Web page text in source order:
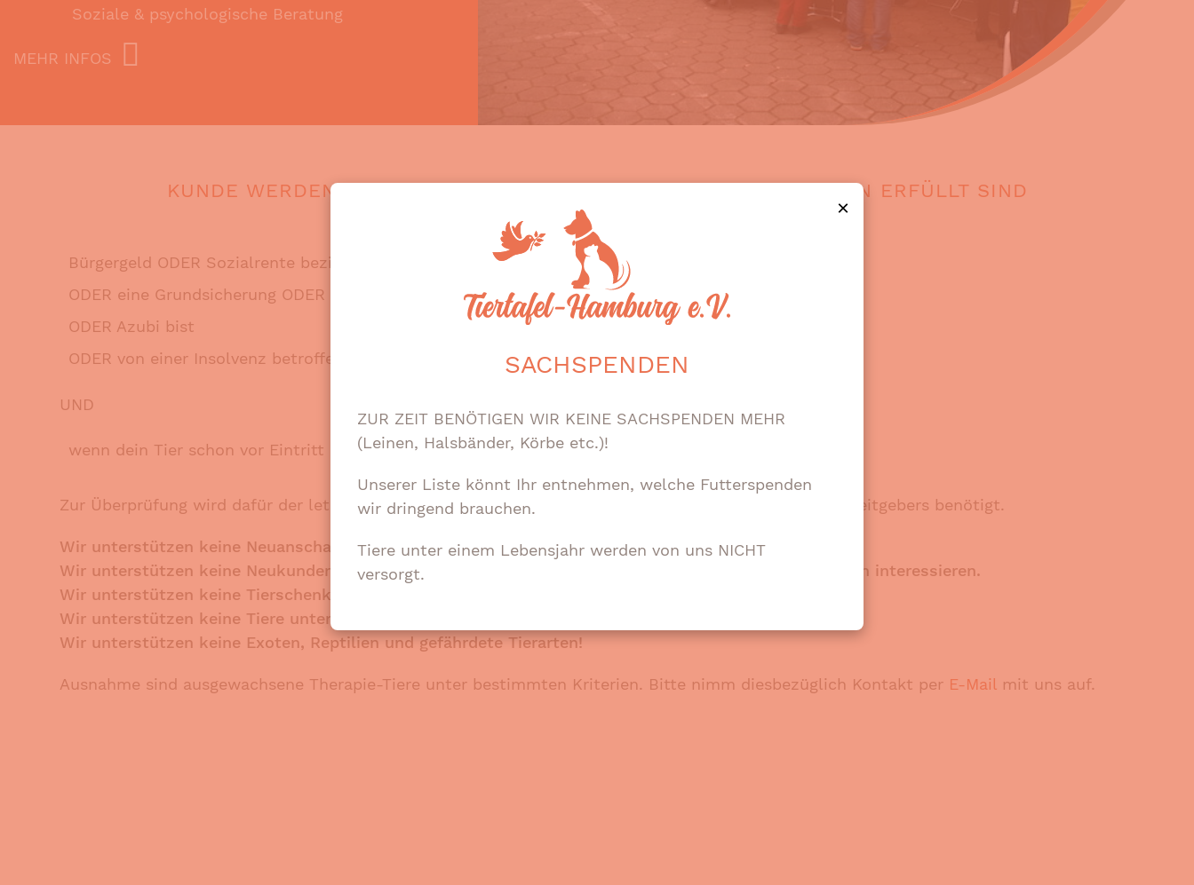
Soziale & psychologische Beratung
MEHR INFOS
KUNDE WERDEN KANNST DU WENN FOLGENDE VORAUSSETZUNGEN ERFÜLLT SIND
Bürgergeld ODER Sozialrente beziehst
ODER eine Grundsicherung ODER eine nur sehr geringe Rente erhälst
ODER Azubi bist
ODER von einer Insolvenz betroffen bist
UND
wenn dein Tier schon vor Eintritt der finanziellen Notlage bei dir gelebt hat.
Zur Überprüfung wird dafür der letzte Gehaltsnachweis bzw. das Kündigungsschreiben des letzten Arbeitgebers benötigt.
Wir unterstützen keine Neuanschaffungen!
Wir unterstützen keine Neukunden, die sich ausschließlich für die Übernahme von Tierarzt-/OP-Kosten interessieren.
Wir unterstützen keine Tierschenkungen unter Bedürftigkeit!
Wir unterstützen keine Tiere unter einem Lebensjahr!
Wir unterstützen keine Exoten, Reptilien und gefährdete Tierarten!
Ausnahme sind ausgewachsene Therapie-Tiere unter bestimmten Kriterien. Bitte nimm diesbezüglich Kontakt per E-Mail mit uns auf.
×
SACHSPENDEN
ZUR ZEIT BENÖTIGEN WIR KEINE SACHSPENDEN MEHR
(Leinen, Halsbänder, Körbe etc.)!
Unserer Liste könnt Ihr entnehmen, welche Futterspenden
wir dringend brauchen.
Tiere unter einem Lebensjahr werden von uns NICHT
versorgt.